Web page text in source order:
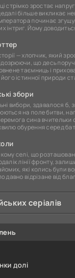
стрімко зростає
більше викликає
починає
інтриг. Йому
— хлопчик, який
що десь
таємниць і
його істинної природи
збори
вибори, здавалося б,
на поле битви,
сина вчительки
обурення серед
селі, що
лінії фронту,
які колись були
давно відрізане від благ
серіалів
долі